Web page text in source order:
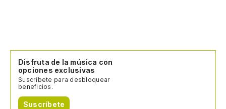
Disfruta de la música con
opciones exclusivas
Suscríbete para desbloquear
beneficios.
Suscríbete